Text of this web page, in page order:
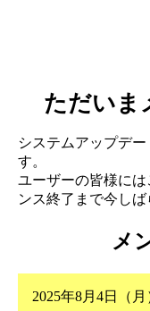
ただいま
システムアップデ
す。
ユーザーの皆様に
ンス終了まで今しば
メ
2025年8月4日（